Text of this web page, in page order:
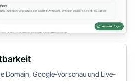
Domain, Google-Vorschau und Live-